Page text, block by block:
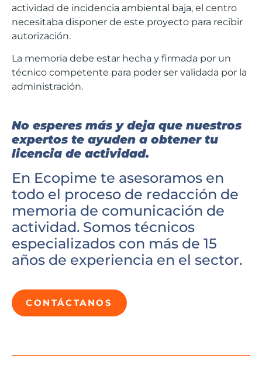
actividad de incidencia ambiental baja, el centro
necesitaba disponer de este proyecto para recibir
autorización.
La memoria debe estar hecha y firmada por un
técnico competente para poder ser validada por la
administración.
No esperes más y deja que nuestros
expertos te ayuden a obtener tu
licencia de actividad.
En Ecopime te asesoramos en
todo el proceso de redacción de
memoria de comunicación de
actividad. Somos técnicos
especializados con más de 15
años de experiencia en el sector.
CONTÁCTANOS